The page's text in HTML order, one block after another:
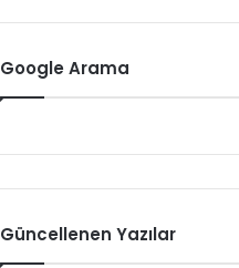
Google Arama
Güncellenen Yazılar